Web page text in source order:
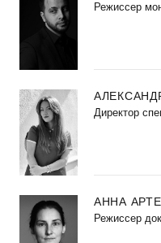
Режиссер
Директор
АННА
Режиссер